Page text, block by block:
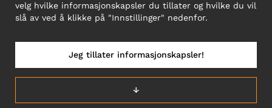
NB! Ikke bruk denne adressen til å sende produkter i retur!
NORGE/NORSK
velg hvilke informasjonskapsler du tillater og hvilke du vil
slå av ved å klikke på "Innstillinger" nedenfor.
↓
Jeg tillater informasjonskapsler!